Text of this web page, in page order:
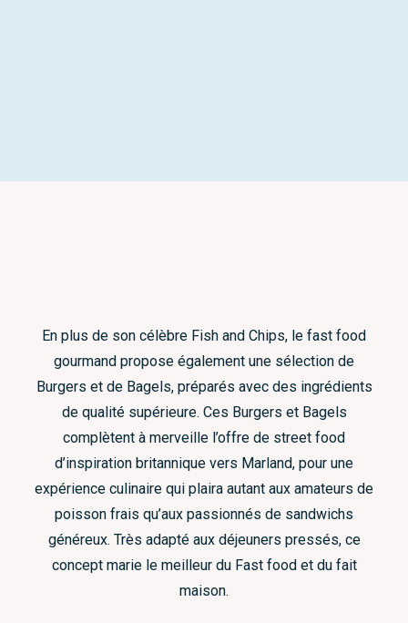
En plus de son célèbre Fish and Chips, le fast food
gourmand propose également une sélection de
Burgers et de Bagels, préparés avec des ingrédients
de qualité supérieure. Ces Burgers et Bagels
complètent à merveille l’offre de street food
d’inspiration britannique vers Marland, pour une
expérience culinaire qui plaira autant aux amateurs de
poisson frais qu’aux passionnés de sandwichs
généreux. Très adapté aux déjeuners pressés, ce
concept marie le meilleur du Fast food et du fait
maison.